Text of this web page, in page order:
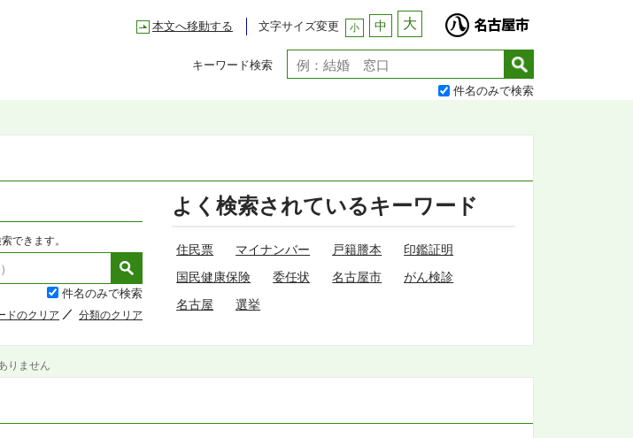
本文へ移動する 文字サイズ変更 小 中 大
キーワード検索
件名のみで検索
できます。
件名のみで検索
ドのクリア 分類のクリア
よく検索されているキーワード
住民票 マイナンバー 戸籍謄本
印鑑証明
国民健康保険
委任状 名古屋市
がん検診
名古屋
選挙
りません